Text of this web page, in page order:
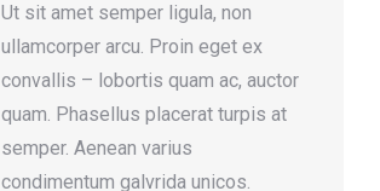
Ut sit amet semper ligula, non
ullamcorper arcu. Proin eget ex
convallis – lobortis quam ac, auctor
quam. Phasellus placerat turpis at
semper. Aenean varius
condimentum galvrida unicos.